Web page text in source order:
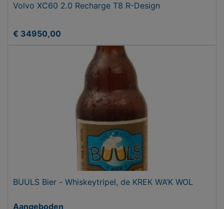
Volvo XC60 2.0 Recharge T8 R-Design
€ 34950,00
BUULS Bier - Whiskeytripel, de KREK WA’K WOL
Aangeboden